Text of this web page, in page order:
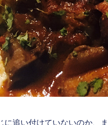
に追い付けていないのか、